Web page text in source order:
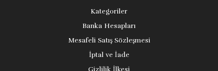
Kategoriler
Banka Hesapları
Mesafeli Satış Sözleşmesi
İptal ve İade
Gizlilik İlkesi